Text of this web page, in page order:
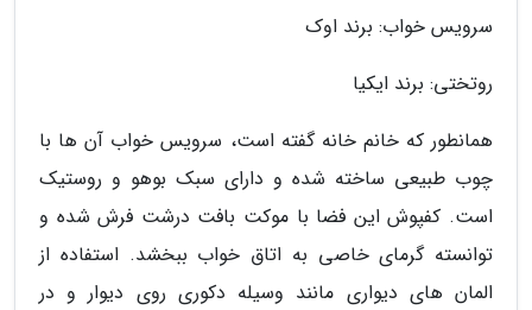
سرویس خواب: برند اوک
روتختی: برند ایکیا
همانطور که خانم خانه گفته است، سرویس خواب آن ها با
چوب طبیعی ساخته شده و دارای سبک بوهو و روستیک
است. کفپوش این فضا با موکت بافت درشت فرش شده و
توانسته گرمای خاصی به اتاق خواب ببخشد. استفاده از
المان های دیواری مانند وسیله دکوری روی دیوار و در